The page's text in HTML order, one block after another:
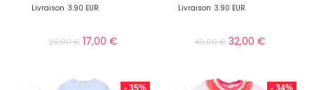
Livraison 3.90 EUR
25,00€ 17,00€
Livraison 3.90 EUR
49,00€ 32,00€
- 35% - 34%